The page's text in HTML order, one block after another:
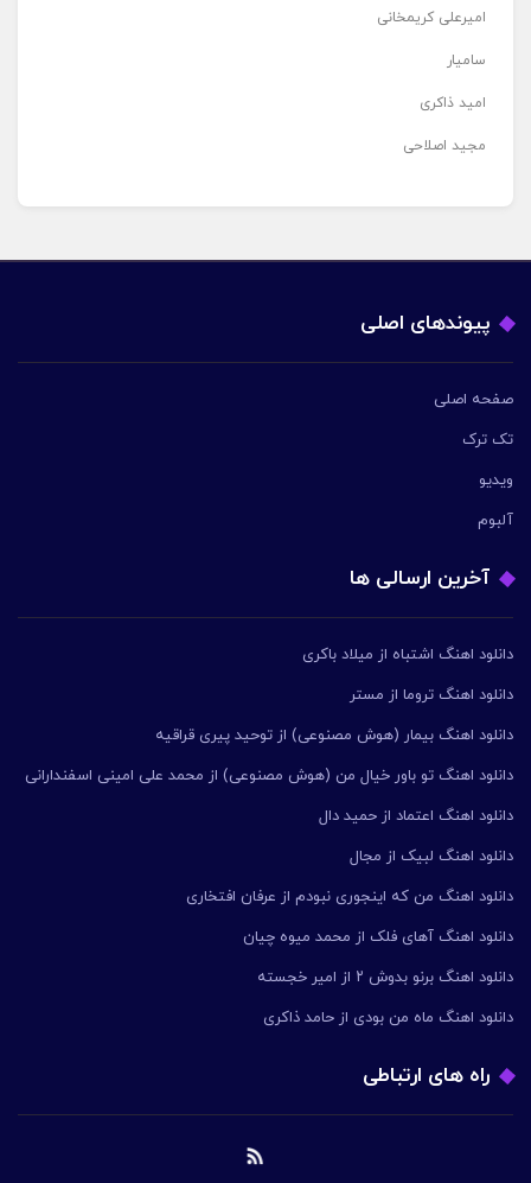
امیرعلی کریمخانی
سامیار
امید ذاکری
مجید اصلاحی
پیوندهای اصلی
صفحه اصلی
تک ترک
ویدیو
آلبوم
آخرین ارسالی ها
دانلود اهنگ اشتباه از میلاد باکری
دانلود اهنگ تروما از مستر
دانلود اهنگ بیمار (هوش مصنوعی) از توحید پیری قراقیه
دانلود اهنگ تو باور خیال من (هوش مصنوعی) از محمد علی امینی اسفندارانی
دانلود اهنگ اعتماد از حمید دال
دانلود اهنگ لبیک از مجال
دانلود اهنگ من که اینجوری نبودم از عرفان افتخاری
دانلود اهنگ آهای فلک از محمد میوه چیان
دانلود اهنگ برنو بدوش ۲ از امیر خجسته
دانلود اهنگ ماه من بودی از حامد ذاکری
راه های ارتباطی